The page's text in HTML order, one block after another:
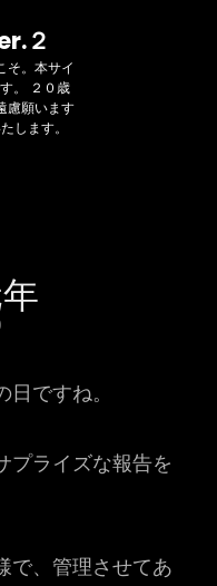
２
そ。本サイ
。 ２０歳
慮願います
します。
ですね。
ライズな報告を
で、管理させてあ